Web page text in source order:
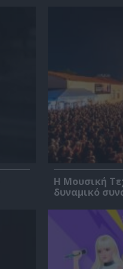
Η Μουσική
δυναμικό